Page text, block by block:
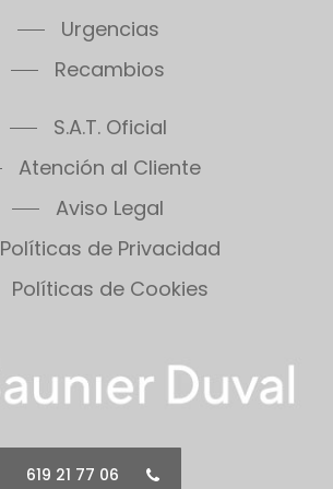
Urgencias
Recambios
S.A.T. Oficial
Atención al Cliente
Aviso Legal
Políticas de Privacidad
Políticas de Cookies
619 21 77 06